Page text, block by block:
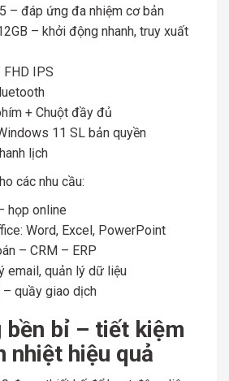
– đáp ứng đa nhiệm cơ bản
– khởi động nhanh, truy xuất
FHD IPS
+ Chuột đầy đủ
11 SL bản quyền
lịch
các nhu cầu:
họp online
Word, Excel, PowerPoint
– CRM – ERP
email, quản lý dữ liệu
– quầy giao dịch
bền bỉ – tiết kiệm
nhiệt hiệu quả